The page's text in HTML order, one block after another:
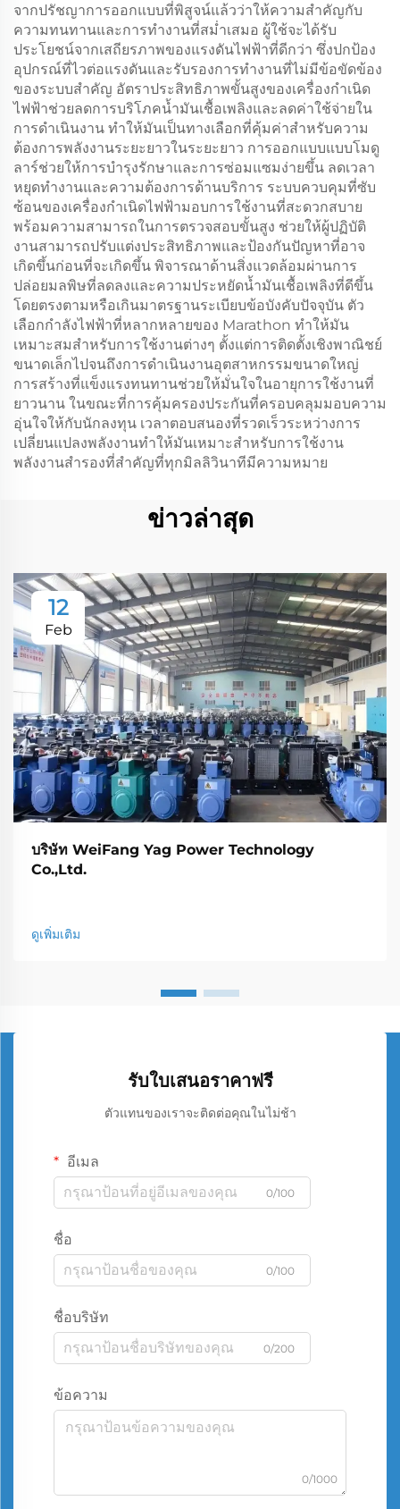
จากปรัชญาการออกแบบที่พิสูจน์แล้วว่าให้ความสำคัญกับ
ความทนทานและการทำงานที่สม่ำเสมอ ผู้ใช้จะได้รับ
ประโยชน์จากเสถียรภาพของแรงดันไฟฟ้าที่ดีกว่า ซึ่งปกป้อง
อุปกรณ์ที่ไวต่อแรงดันและรับรองการทำงานที่ไม่มีข้อขัดข้อง
ของระบบสำคัญ อัตราประสิทธิภาพขั้นสูงของเครื่องกำเนิด
ไฟฟ้าช่วยลดการบริโภคน้ำมันเชื้อเพลิงและลดค่าใช้จ่ายใน
การดำเนินงาน ทำให้มันเป็นทางเลือกที่คุ้มค่าสำหรับความ
ต้องการพลังงานระยะยาวในระยะยาว การออกแบบแบบโมดู
ลาร์ช่วยให้การบำรุงรักษาและการซ่อมแซมง่ายขึ้น ลดเวลา
หยุดทำงานและความต้องการด้านบริการ ระบบควบคุมที่ซับ
ซ้อนของเครื่องกำเนิดไฟฟ้ามอบการใช้งานที่สะดวกสบาย
พร้อมความสามารถในการตรวจสอบขั้นสูง ช่วยให้ผู้ปฏิบัติ
งานสามารถปรับแต่งประสิทธิภาพและป้องกันปัญหาที่อาจ
เกิดขึ้นก่อนที่จะเกิดขึ้น พิจารณาด้านสิ่งแวดล้อมผ่านการ
ปล่อยมลพิษที่ลดลงและความประหยัดน้ำมันเชื้อเพลิงที่ดีขึ้น
โดยตรงตามหรือเกินมาตรฐานระเบียบข้อบังคับปัจจุบัน ตัว
เลือกกำลังไฟฟ้าที่หลากหลายของ Marathon ทำให้มัน
เหมาะสมสำหรับการใช้งานต่างๆ ตั้งแต่การติดตั้งเชิงพาณิชย์
ขนาดเล็กไปจนถึงการดำเนินงานอุตสาหกรรมขนาดใหญ่
การสร้างที่แข็งแรงทนทานช่วยให้มั่นใจในอายุการใช้งานที่
ยาวนาน ในขณะที่การคุ้มครองประกันที่ครอบคลุมมอบความ
อุ่นใจให้กับนักลงทุน เวลาตอบสนองที่รวดเร็วระหว่างการ
เปลี่ยนแปลงพลังงานทำให้มันเหมาะสำหรับการใช้งาน
พลังงานสำรองที่สำคัญที่ทุกมิลลิวินาทีมีความหมาย
ข่าวล่าสุด
12
Feb
บริษัท WeiFang Yag Power Technology
Co.,Ltd.
ดูเพิ่มเติม
รับใบเสนอราคาฟรี
ตัวแทนของเราจะติดต่อคุณในไม่ช้า
อีเมล
0/100
ชื่อ
0/100
ชื่อบริษัท
0/200
ข้อความ
0/1000